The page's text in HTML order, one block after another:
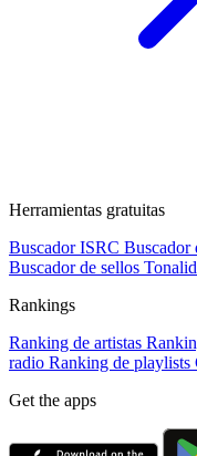
Herramientas gratuitas
Buscador ISRC Buscador
Buscador de sellos
Rankings
Ranking de artistas
radio Ranking de playlists
Get the apps